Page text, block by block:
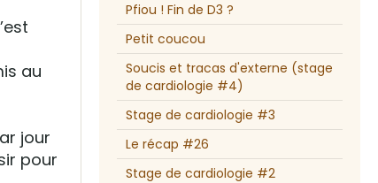
au
jour
pour
Pfiou ! Fin de D3 ?
Petit coucou
Soucis et tracas d'externe (stage
de cardiologie #4)
Stage de cardiologie #3
Le récap #26
Stage de cardiologie #2